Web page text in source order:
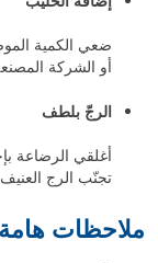
ضعي الكمية
أو الشركة
الرجّ بلطف
أغلقي الرضاعة
تجنّب الرج
ملاحظات